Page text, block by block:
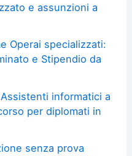
e assunzioni a
Operai specializzati:
e Stipendio da
informatici a
per diplomati in
senza prova